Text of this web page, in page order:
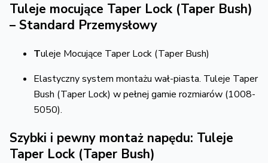
Tuleje mocujące Taper Lock (Taper Bush)
– Standard Przemysłowy
Tuleje Mocujące Taper Lock (Taper Bush)
Elastyczny system montażu wał-piasta. Tuleje Taper
Bush (Taper Lock) w pełnej gamie rozmiarów (1008-
5050).
Szybki i pewny montaż napędu: Tuleje
Taper Lock (Taper Bush)